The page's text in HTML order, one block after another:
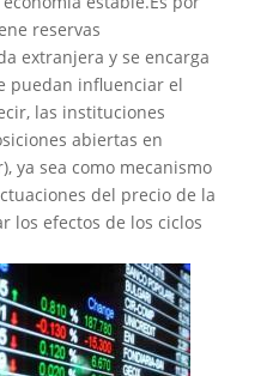
reservas
extranjera y se encarga
puedan influenciar el
las instituciones
abiertas en
ya sea como mecanismo
del precio de la
los efectos de los ciclos